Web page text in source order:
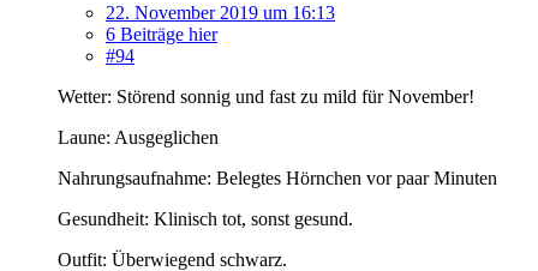
22. November 2019 um 16:13
6 Beiträge hier
#94
Wetter: Störend sonnig und fast zu mild für November!
Laune: Ausgeglichen
Nahrungsaufnahme: Belegtes Hörnchen vor paar Minuten
Gesundheit: Klinisch tot, sonst gesund.
Outfit: Überwiegend schwarz.